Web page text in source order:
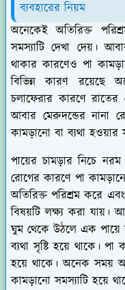
ব্যবহারের নিয়ম
অনেকেই অতিরিক্ত
সমস্যাটি দেখা দেয়।
থাকার কারণেও পা
বিভিন্ন কারণ রয়েছে
চলাফেরার কারণে
আবার মেরুদন্ডের নানা
কামড়ানো বা ব্যথা হওয়ার
পায়ের চামড়ার নিচে
রোগের কারণে পা
অতিরিক্ত পরিশ্রম করে
বিষয়টি লক্ষ্য করা যায়।
ঘুম থেকে উঠলে এক পায়ে
ব্যথা সৃষ্টি হয়ে থাকে।
হয়ে থাকে। অনেক সময়
কামড়ানো সমস্যাটি হয়ে